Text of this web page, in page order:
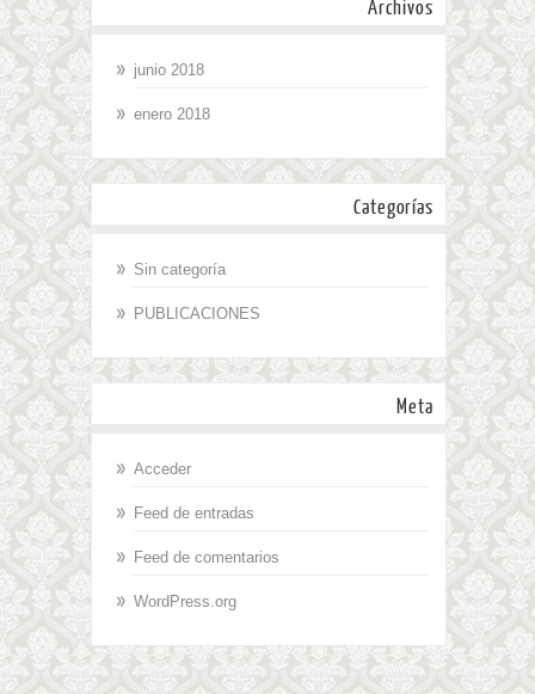
Archivos
junio 2018
enero 2018
Categorías
Sin categoría
PUBLICACIONES
Meta
Acceder
Feed de entradas
Feed de comentarios
WordPress.org